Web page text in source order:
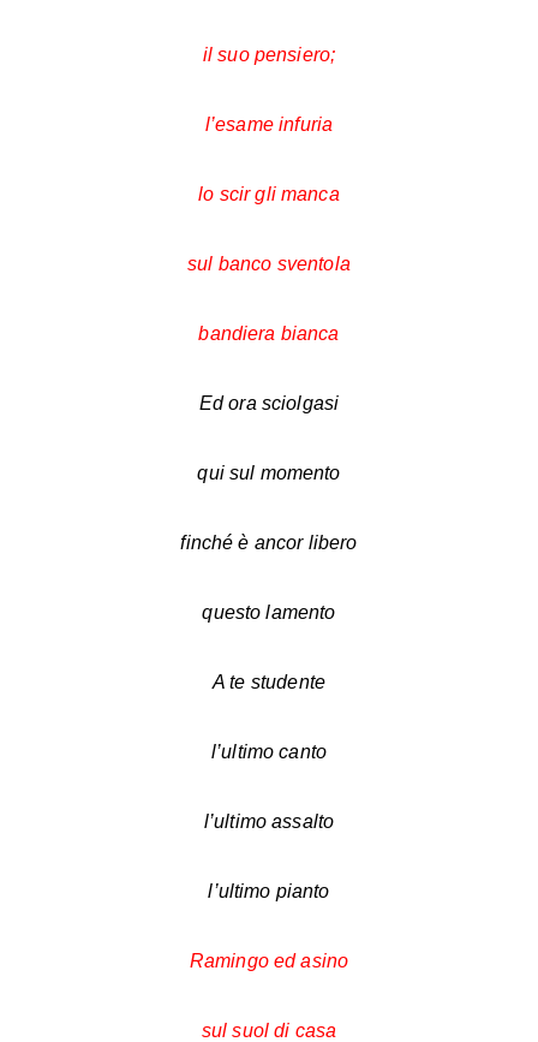
il suo pensiero;
l’esame infuria
lo scir gli manca
sul banco sventola
bandiera bianca
Ed ora sciolgasi
qui sul momento
finché è ancor libero
questo lamento
A te studente
l’ultimo canto
l’ultimo assalto
l’ultimo pianto
Ramingo ed asino
sul suol di casa